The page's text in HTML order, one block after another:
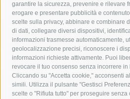
garantire la sicurezza, prevenire e rilevare
erogare e presentare pubblicità e
scelte sulla privacy, abbinare e combinare
di dati, collegare diversi dispositivi,
informazioni trasmesse automaticamente,
geolocalizzazione precisi, riconoscere i
informazioni richieste attivamente. Puoi
revocare il tuo consenso senza incorrere in
Cliccando su "Accetta cookie," acconsenti
simili. Utilizza il pulsante "Gestisci
scelte o "Rifiuta tutto" per proseguire senza
fondazione sorrento
gori
lavori
lorenzo balducelli mare
massimo coppola
Meta napoli
penisola sorrentina
piano di
protezione civile
Regione
sindaco cuomo
sorrento studenti
turismo
Vico Equense villa